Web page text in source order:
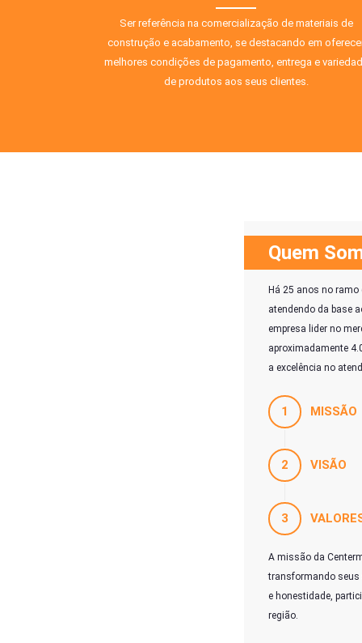
Ser referência na comercialização de materiais de
construção e acabamento, se destacando em
melhores condições de pagamento, entrega e
de produtos aos seus clientes.
Quem
Há 25 anos no
atendendo da base
empresa lider no
aproximadamente
a excelência no
1 MISSÃO
2 VISÃO
3
A missão da
transformando seus
e honestidade,
região.